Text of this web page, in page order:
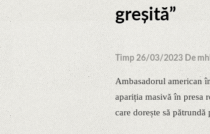
greșită”
Timp 26/03/2023 De
Ambasadorul american
apariția masivă în presa
care dorește să pătrundă